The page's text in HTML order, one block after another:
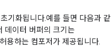
기화됩니다.예를 들면 다음과 같
데이터 버퍼의 크기는
용하는 컴포저가 제공됩니다.